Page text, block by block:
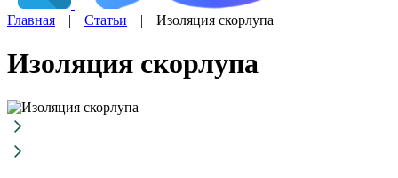
Главная | Статьи | Изоляция скорлупа
Изоляция скорлупа